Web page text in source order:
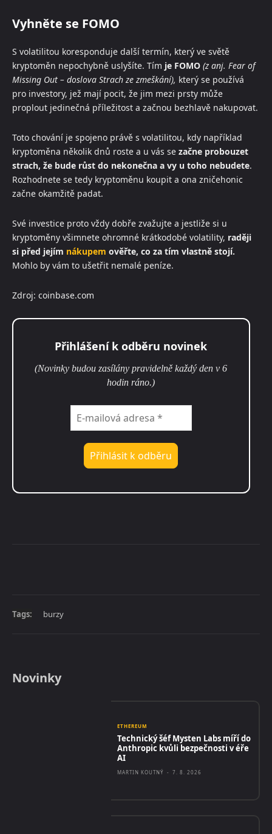
Vyhněte se FOMO
S volatilitou koresponduje další termín, který ve světě
kryptoměn nepochybně uslyšíte. Tím je FOMO (z anj. Fear of
Missing Out – doslova Strach ze zmeškání), který se používá
pro investory, jež mají pocit, že jim mezi prsty může
proplout jedinečná příležitost a začnou bezhlavě nakupovat.
Toto chování je spojeno právě s volatilitou, kdy například
kryptoměna několik dnů roste a u vás se začne probouzet
strach, že bude růst do nekonečna a vy u toho nebudete.
Rozhodnete se tedy kryptoměnu koupit a ona zničehonic
začne okamžitě padat.
Své investice proto vždy dobře zvažujte a jestliže si u
kryptoměny všimnete ohromné krátkodobé volatility, raději
si před jejím nákupem ověřte, co za tím vlastně stojí.
Mohlo by vám to ušetřit nemalé peníze.
Zdroj: coinbase.com
Přihlášení k odběru novinek
(Novinky budou zasílány pravidelně každý den v 6
hodin ráno.)
Tags: burzy
Novinky
ETHEREUM
Technický šéf Mysten Labs míří do
Anthropic kvůli bezpečnosti v éře
AI
MARTIN KOUTNÝ - 7. 8. 2026